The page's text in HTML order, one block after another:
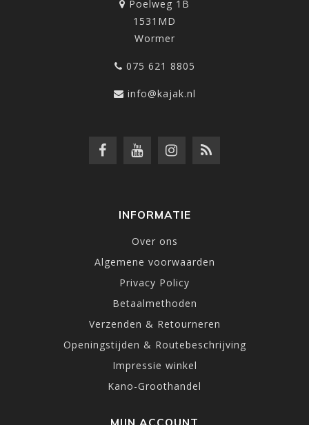
Poelweg 1B
1531MD
Wormer
075 621 8805
info@kajak.nl
INFORMATIE
Over ons
Algemene voorwaarden
Privacy Policy
Betaalmethoden
Verzenden & Retourneren
Openingstijden & Routebeschrijving
Impressie winkel
Kano-Groothandel